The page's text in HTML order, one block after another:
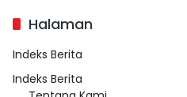
Halaman
Indeks Berita
Indeks Berita